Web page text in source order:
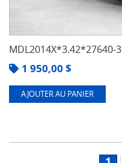
MDL2014X*3.42*27640-3
1 950,00 $
AJOUTER AU PANIER